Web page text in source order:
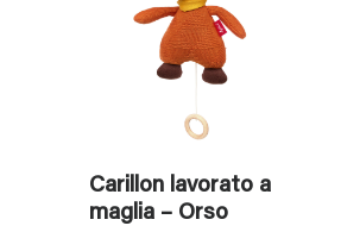
Carillon lavorato a
maglia – Orso